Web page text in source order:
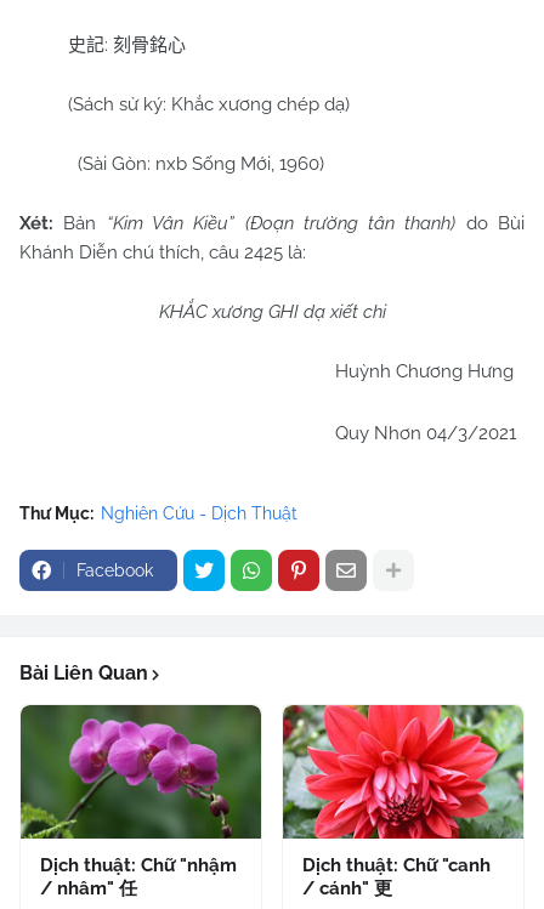
史記: 刻骨銘心
(Sách sử ký: Khắc xương chép dạ)
(Sài Gòn: nxb Sống Mới, 1960)
Xét: Bản “Kim Vân Kiều” (Đoạn trường tân thanh) do Bùi
Khánh Diễn chú thích, câu 2425 là:
KHẮC xương GHI dạ xiết chi
Huỳnh Chương Hưng
Quy Nhơn 04/3/2021
Thư Mục: Nghiên Cứu - Dịch Thuật
Facebook
Bài Liên Quan
Dịch thuật: Chữ "nhậm
/ nhâm" 任
Dịch thuật: Chữ "canh
/ cánh" 更